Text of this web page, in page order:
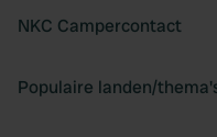
NKC Campercontact
Populaire landen/